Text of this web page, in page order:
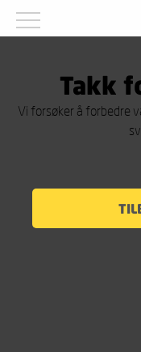
Takk
Vi forsøker å forbedre